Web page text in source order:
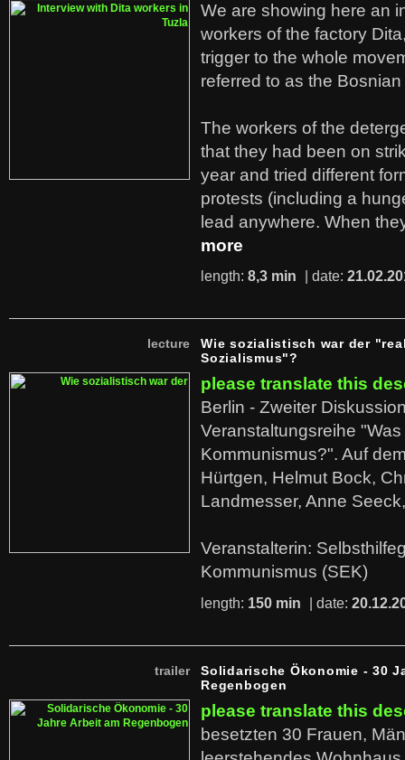
We are showing here an
workers of the factory
trigger to the whole
referred to as the
The workers of the
that they had been on
year and tried different
protests (including a
lead anywhere. When
more
length: 8,3 min | date:
lecture
Wie sozialistisch war der
Sozialismus"?
please translate this
Berlin - Zweiter
Veranstaltungsreihe "Was
Kommunismus?". Auf
Hürtgen, Helmut Bock,
Landmesser, Anne
Veranstalterin:
Kommunismus (SEK)
length: 150 min | date:
trailer
Solidarische Ökonomie - 30
Regenbogen
please translate this
besetzten 30 Frauen,